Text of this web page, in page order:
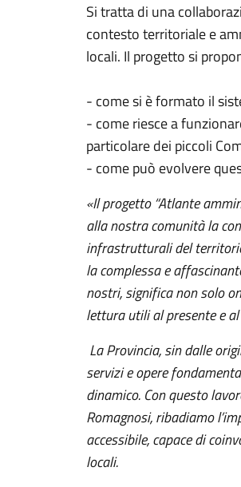
Si tratta di una
contesto territoriale e
locali. Il progetto si
- come si è formato il
- come riesce a
particolare dei piccoli
- come può evolvere
«Il progetto “Atlante
alla nostra comunità la
infrastrutturali del
la complessa e
nostri, significa non solo
lettura utili al presente e
La Provincia, sin dalle
servizi e opere
dinamico. Con questo
Romagnosi, ribadiamo
accessibile, capace di
locali.